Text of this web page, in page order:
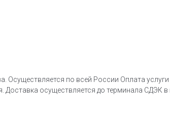
Осуществляется по всей России Оплата
осуществляется до терминала СДЭК